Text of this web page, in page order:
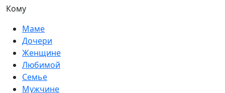
Кому
Маме
Дочери
Женщине
Любимой
Семье
Мужчине